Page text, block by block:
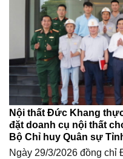
Nội thất Đức Khang
đặt doanh cụ nội thất
Bộ Chỉ huy Quân sự
Ngày 29/3/2026 đồng